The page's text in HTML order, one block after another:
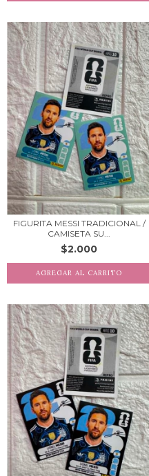
FIGURITA MESSI TRADICIONAL /
CAMISETA SU...
$2.000